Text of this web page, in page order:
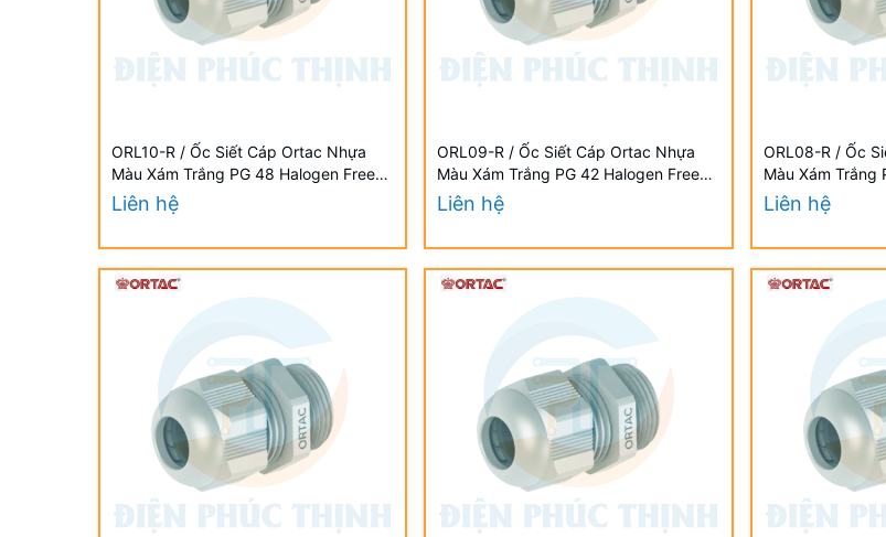
ORL10-R / Ốc Siết Cáp Ortac Nhựa
Màu Xám Trắng PG 48 Halogen Free
Đạt Chuẩn VDE / EU
Liên hệ
ORL09-R / Ốc Siết Cáp Ortac Nhựa
Màu Xám Trắng PG 42 Halogen Free
Đạt Chuẩn VDE / EU
Liên hệ
ORL08-R / Ốc
Màu Xám Trắng
Đạt Chuẩn VDE /
Liên hệ